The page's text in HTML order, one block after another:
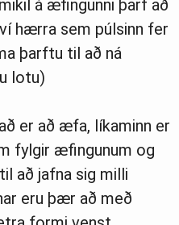
á æfingunni þarf að
hærra sem púlsinn fer
þarftu til að ná
lotu)
er að æfa, líkaminn er
fylgir æfingunum og
að jafna sig milli
eru þær að með